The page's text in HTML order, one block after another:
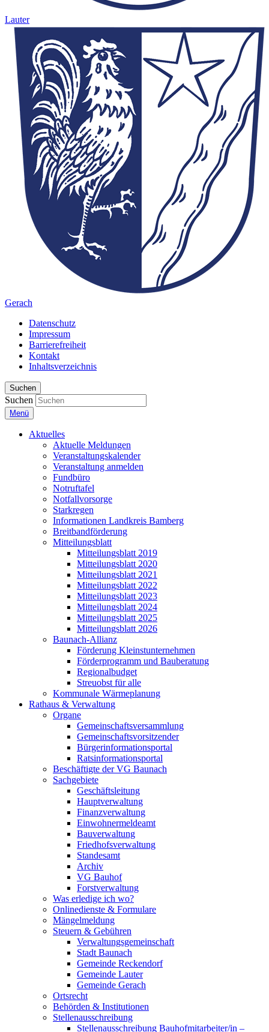
Lauter
Gerach
Datenschutz
Impressum
Barrierefreiheit
Kontakt
Inhaltsverzeichnis
Suchen
Suchen
Menü
Aktuelles
Aktuelle Meldungen
Veranstaltungskalender
Veranstaltung anmelden
Fundbüro
Notruftafel
Notfallvorsorge
Starkregen
Informationen Landkreis Bamberg
Breitbandförderung
Mitteilungsblatt
Mitteilungsblatt 2019
Mitteilungsblatt 2020
Mitteilungsblatt 2021
Mitteilungsblatt 2022
Mitteilungsblatt 2023
Mitteilungsblatt 2024
Mitteilungsblatt 2025
Mitteilungsblatt 2026
Baunach-Allianz
Förderung Kleinstunternehmen
Förderprogramm und Bauberatung
Regionalbudget
Streuobst für alle
Kommunale Wärmeplanung
Rathaus & Verwaltung
Organe
Gemeinschaftsversammlung
Gemeinschaftsvorsitzender
Bürgerinformationsportal
Ratsinformationsportal
Beschäftigte der VG Baunach
Sachgebiete
Geschäftsleitung
Hauptverwaltung
Finanzverwaltung
Einwohnermeldeamt
Bauverwaltung
Friedhofsverwaltung
Standesamt
Archiv
VG Bauhof
Forstverwaltung
Was erledige ich wo?
Onlinedienste & Formulare
Mängelmeldung
Steuern & Gebühren
Verwaltungsgemeinschaft
Stadt Baunach
Gemeinde Reckendorf
Gemeinde Lauter
Gemeinde Gerach
Ortsrecht
Behörden & Institutionen
Stellenausschreibung
Stellenausschreibung Bauhofmitarbeiter/in –